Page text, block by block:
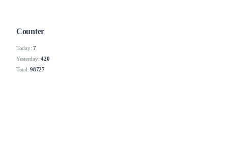
Counter
Today:7
Yesterday:420
Total:98727